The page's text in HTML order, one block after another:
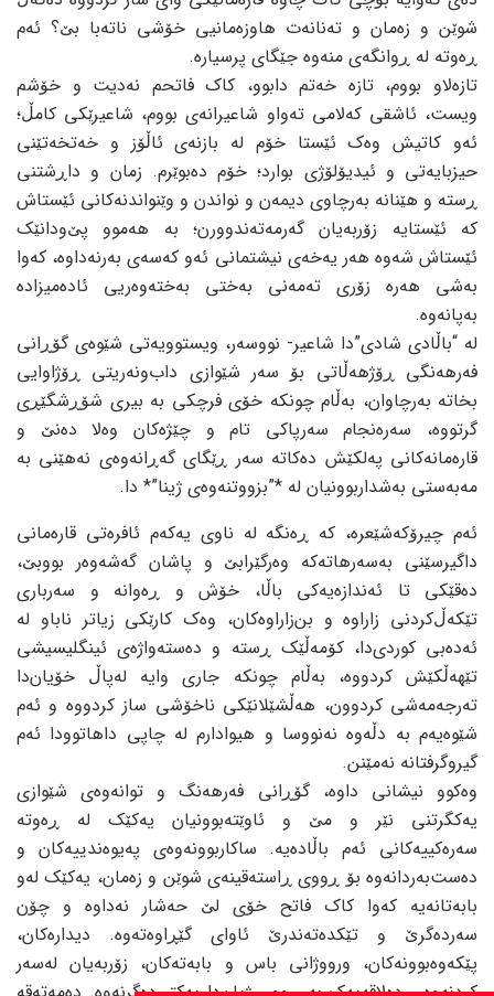
شوێن و زەمان و تەنانەت هاوزەمانیی خۆشی ناتەبا بێ؟ ئەم
ڕەوتە لە ڕوانگەی منەوە جێگای پرسیارە.
تازەلاو بووم، تازە خەتم دابوو، کاک فاتحم نەدیت و خۆشم
ویست، ئاشقی کەلامی تەواو شاعیرانەی بووم، شاعیرێکی کامڵ؛
ئەو کاتیش وەک ئێستا خۆم لە بازنەی ئاڵۆز و خەتخەتێنی
حیزبایەتی و ئیدیۆلۆژی بوارد؛ خۆم دەبوێرم. زمان و داڕشتنی
ڕستە و هێنانە بەرچاوی دیمەن و نواندن و وێنواندنەکانی ئێستاش
کە ئێستایە زۆربەیان گەرمەتەندوورن؛ بە هەموو پێ‌ودانێک
ئێستاش شەوە هەر یەخەی نیشتمانی ئەو کەسەی بەرنەداوە، کەوا
بەشی هەرە زۆری تەمەنی بەختی بەختەوەریی ئادەمیزادە
بەپانەوە.
لە “باڵادی شادی”دا شاعیر- نووسەر، ویستوویەتی شێوەی گۆڕانی
فەرهەنگی ڕۆژهەڵاتی بۆ سەر شێوازی داب‌ونەریتی ڕۆژاوایی
بخاتە بەرچاوان، بەڵام چونکە خۆی فرچکی بە بیری شۆڕشگێڕی
گرتووە، سەرەنجام سەرپاکی تام و چێژەکان وەلا دەنێ و
قارەمانەکانی پەلکێش دەکاتە سەر ڕێگای گەڕانەوەی نەهێنی بە
مەبەستی بەشداربوونیان لە *”بزووتنەوەی ژینا”* دا.
ئەم چیرۆکەشێعرە، کە ڕەنگە لە ناوی یەکەم ئافرەتی قارەمانی
داگیرسێنی بەسەرهاتەکە وەرگێرابێ و پاشان گەشەوەر بووبێ،
دەقێکی تا ئەندازەیەکی باڵا، خۆش و ڕەوانە و سەرباری
تێکەڵ‌کردنی زاراوە و بن‌زاراوەکان، وەک کارێکی زیاتر ناباو لە
ئەدەبی کوردی‌دا، کۆمەڵێک ڕستە و دەستەواژەی ئینگلیسیشی
تێهەڵکێش کردووە، بەڵام چونکە جاری وایە لەپاڵ خۆیان‌دا
تەرجەمەشی کردوون، هەڵشێلانێکی ناخۆشی ساز کردووە و ئەم
شێوەیەم بە دڵەوە نەنووسا و هیوادارم لە چاپی داهاتوودا ئەم
گیروگرفتانە نەمێنن.
وەکوو نیشانی داوە، گۆڕانی فەرهەنگ و توانەوەی شێوازی
یەکگرتنی نێر و مێ و ئاوێتە‌بوونیان یەکێک لە ڕەوتە
سەرەکییەکانی ئەم باڵادەیە. ساکاربوونەوەی پەیوەندییەکان و
دەست‌بەردانەوە بۆ ڕووی ڕاستەقینەی شوێن و زەمان، یەکێک لەو
بابەتانەیە کەوا کاک فاتح خۆی لێ حەشار نەداوە و چۆن
سەردەگرێ و تێکدەتەندرێ ئاوای گێڕاوەتەوە. دیدارەکان،
پێکەوەبوونەکان، ورووژانی باس و بابەتەکان، زۆربەیان لەسەر